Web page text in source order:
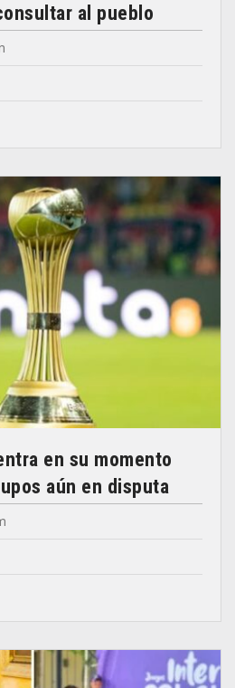
al pueblo
en su momento
aún en disputa